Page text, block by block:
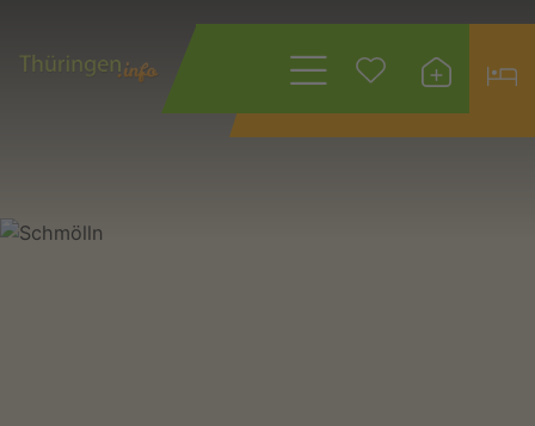
Wonach suchen